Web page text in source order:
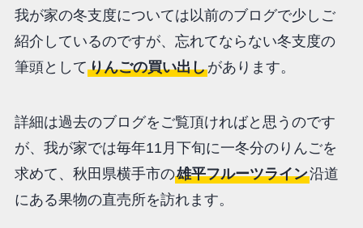
我が家の冬支度については以前のブログで少しご
紹介しているのですが、忘れてならない冬支度の
筆頭としてりんごの買い出しがあります。
詳細は過去のブログをご覧頂ければと思うのです
が、我が家では毎年11月下旬に一冬分のりんごを
求めて、秋田県横手市の雄平フルーツライン沿道
にある果物の直売所を訪れます。